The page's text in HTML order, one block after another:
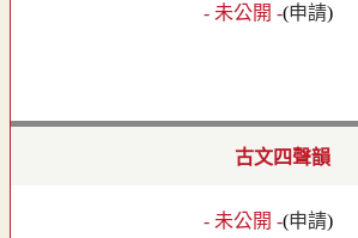
- 未公開 -(申請)
古文四聲韻
- 未公開 -(申請)